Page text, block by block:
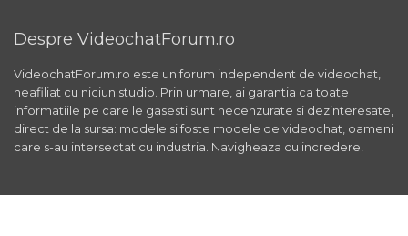
Despre VideochatForum.ro
VideochatForum.ro este un forum independent de videochat,
neafiliat cu niciun studio. Prin urmare, ai garantia ca toate
informatiile pe care le gasesti sunt necenzurate si dezinteresate,
direct de la sursa: modele si foste modele de videochat, oameni
care s-au intersectat cu industria. Navigheaza cu incredere!